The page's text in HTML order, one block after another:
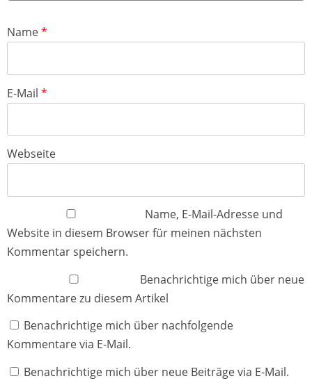
Name*
E-Mail *
Webseite
Name, E-Mail-Adresse und
Website in diesem Browser für meinen nächsten
Kommentar speichern.
Benachrichtige mich über neue
Kommentare zu diesem Artikel
Benachrichtige mich über nachfolgende
Kommentare via E-Mail.
Benachrichtige mich über neue Beiträge via E-Mail.